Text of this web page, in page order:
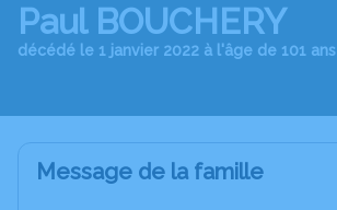
Paul BOUCHERY
décédé le 1 janvier 2022 à l'âge de 101 ans
Message de la famille